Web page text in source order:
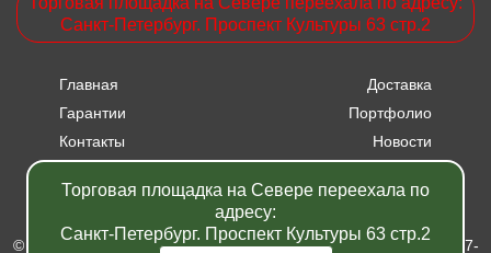
Санкт-Петербург. Проспект Культуры 63 стр.2
Главная
Доставка
Гарантии
Портфолио
Контакты
Новости
Акции
© Питомник растений "Фавн" - Санкт-Петербург - Москва 2007-
Торговая площадка на Севере переехала по
адресу:
Санкт-Петербург. Проспект Культуры 63 стр.2